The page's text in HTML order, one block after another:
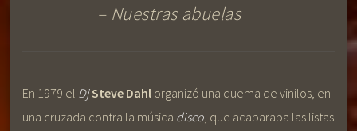
– Nuestras abuelas
En 1979 el DjSteve Dahl organizó una quema de vinilos, en
una cruzada contra la música disco , que acaparaba las listas